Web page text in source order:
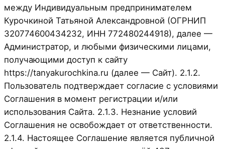
между Индивидуальным предпринимателем
Курочкиной Татьяной Александровной (ОГРНИП
320774600434232, ИНН 772480244918), далее —
Администратор, и любыми физическими лицами,
получающими доступ к сайту
https://tanyakurochkina.ru (далее — Сайт). 2.1.2.
Пользователь подтверждает согласие с условиями
Соглашения в момент регистрации и/или
использования Сайта. 2.1.3. Незнание условий
Соглашения не освобождает от ответственности.
2.1.4. Настоящее Соглашение является публичной